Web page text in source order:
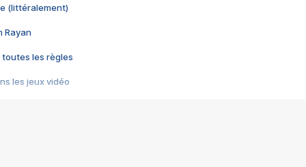
(littéralement)
Rayan
toutes les règles
les jeux vidéo